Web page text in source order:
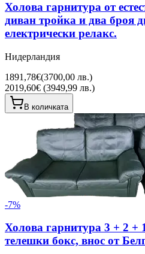
Холова гарнитура от
диван тройка и два броя
електрически релакс.
Нидерландия
1891,78€(3700,00 лв.)
2019,60€ (3949,99 лв.)
В количката
-7%
Холова гарнитура 3 + 2 +
телешки бокс, внос от